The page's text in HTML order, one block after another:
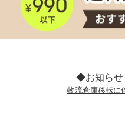
◆お知ら
物流倉庫移転に